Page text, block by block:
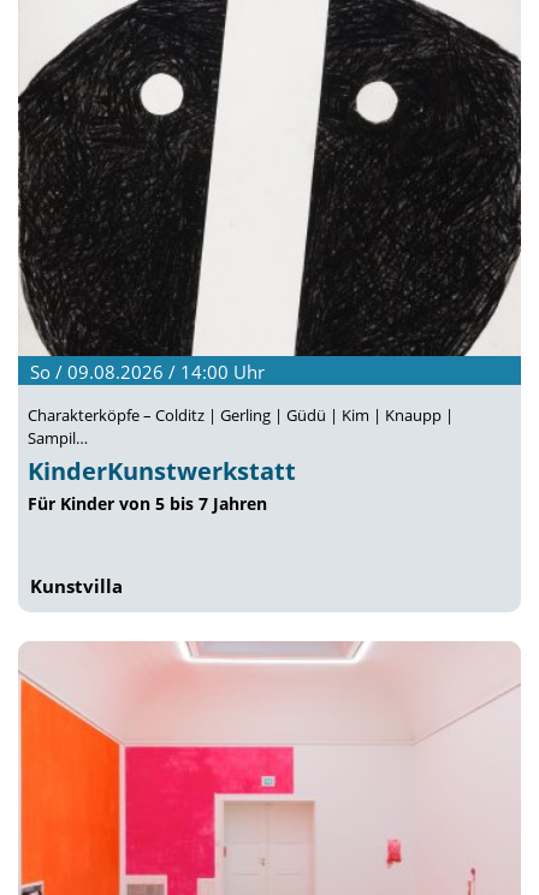
So / 09.08.2026 / 14:00 Uhr
Charakterköpfe – Colditz | Gerling | Güdü | Kim | Knaupp |
Sampil…
KinderKunstwerkstatt
Für Kinder von 5 bis 7 Jahren
Kunstvilla